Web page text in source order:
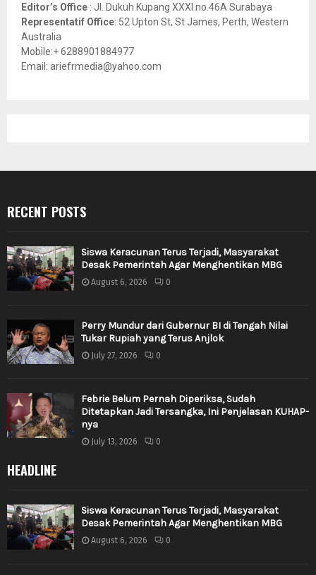
Editor’s Office : Jl. Dukuh Kupang XXXI no.46A Surabaya
Representatif Office: 52 Upton St, St James, Perth, Western
Australia
Mobile:+ 6288901884977
Email: ariefrmedia@yahoo.com
RECENT POSTS
Siswa Keracunan Terus Terjadi, Masyarakat
Desak Pemerintah Agar Menghentikan MBG
August 6, 2026 0
Perry Mundur dari Gubernur BI di Tengah Nilai
Tukar Rupiah yang Terus Anjlok
July 27, 2026 0
Febrie Belum Pernah Diperiksa, Sudah
Ditetapkan Jadi Tersangka, Ini Penjelasan KUHAP-
nya
July 13, 2026 0
HEADLINE
Siswa Keracunan Terus Terjadi, Masyarakat
Desak Pemerintah Agar Menghentikan MBG
August 6, 2026 0